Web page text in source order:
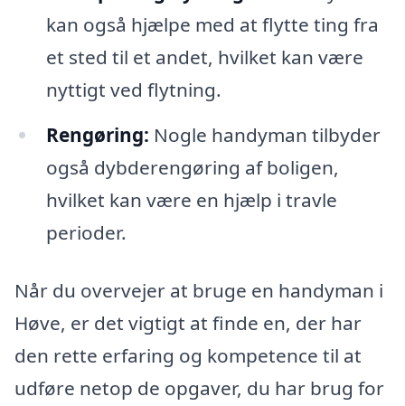
kan også hjælpe med at flytte ting fra
et sted til et andet, hvilket kan være
nyttigt ved flytning.
Rengøring: Nogle handyman tilbyder
også dybderengøring af boligen,
hvilket kan være en hjælp i travle
perioder.
Når du overvejer at bruge en handyman i
Høve, er det vigtigt at finde en, der har
den rette erfaring og kompetence til at
udføre netop de opgaver, du har brug for